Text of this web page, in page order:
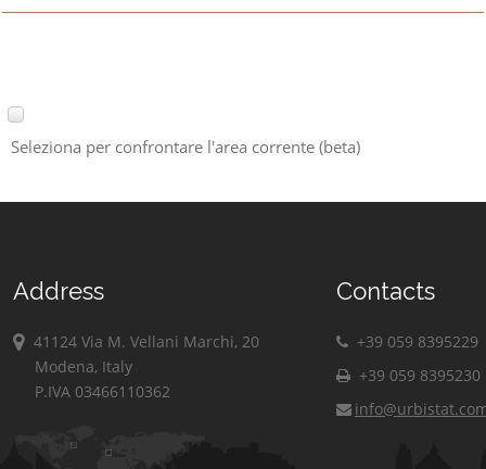
Seleziona per confrontare l'area corrente (beta)
Address
41124 Via M. Vellani Marchi, 20
Modena, Italy
P.IVA 03466110362
Contacts
+39 059 8395229
+39 059 8395230